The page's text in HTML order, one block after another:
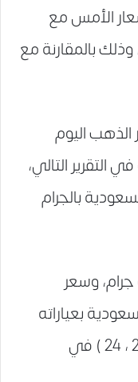
الأمس مع
بالمقارنة مع
الذهب اليوم
في التقرير التالي،
بالجرام
وسعر
بعياراته
المختلفة، عيار ( 10 ، 14 ، 19 ، 21 ، 22 ، 24 ) في